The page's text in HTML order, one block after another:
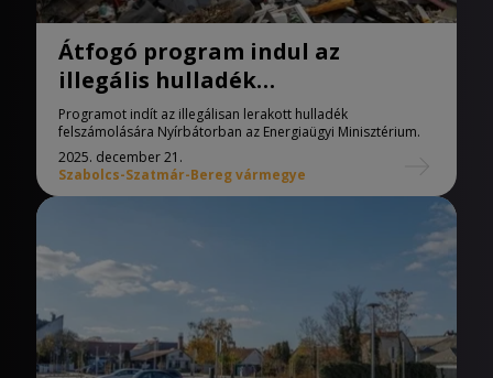
Átfogó program indul az
illegális hulladék
felszámolására Nyírbátorban
Programot indít az illegálisan lerakott hulladék
felszámolására Nyírbátorban az Energiaügyi Minisztérium.
2025. december 21.
Szabolcs-Szatmár-Bereg vármegye